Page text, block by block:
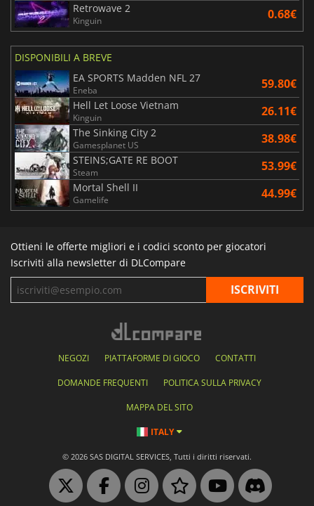
Retrowave 2
Kinguin 0.68€
DISPONIBILI A BREVE
EA SPORTS Madden NFL 27
Eneba 59.80€
Hell Let Loose Vietnam
Kinguin 26.11€
The Sinking City 2
Gamesplanet US 38.98€
STEINS;GATE RE BOOT
Steam 53.99€
Mortal Shell II
Gamelife 44.99€
Ottieni le offerte migliori e i codici sconto per giocatori
Iscriviti alla newsletter di DLCompare
NEGOZI PIATTAFORME DI GIOCO CONTATTI
DOMANDE FREQUENTI POLITICA SULLA PRIVACY
MAPPA DEL SITO
ITALY
© 2026 SAS DIGITAL SERVICES, Tutti i diritti riservati.